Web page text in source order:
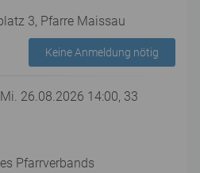
3, Pfarre Maissau
Keine Anmeldung nötig
26.08.2026 14:00, 33
Pfarrverbands